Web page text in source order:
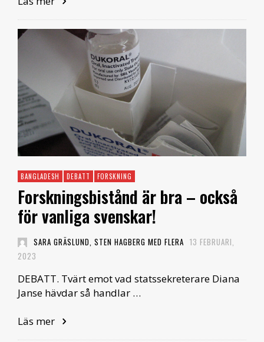
BANGLADESH DEBATT FORSKNING
Forskningsbistånd är bra – också
för vanliga svenskar!
SARA GRÄSLUND, STEN HAGBERG MED FLERA 13 FEBRUARI,
2023
DEBATT. Tvärt emot vad statssekreterare Diana
Janse hävdar så handlar …
Läs mer